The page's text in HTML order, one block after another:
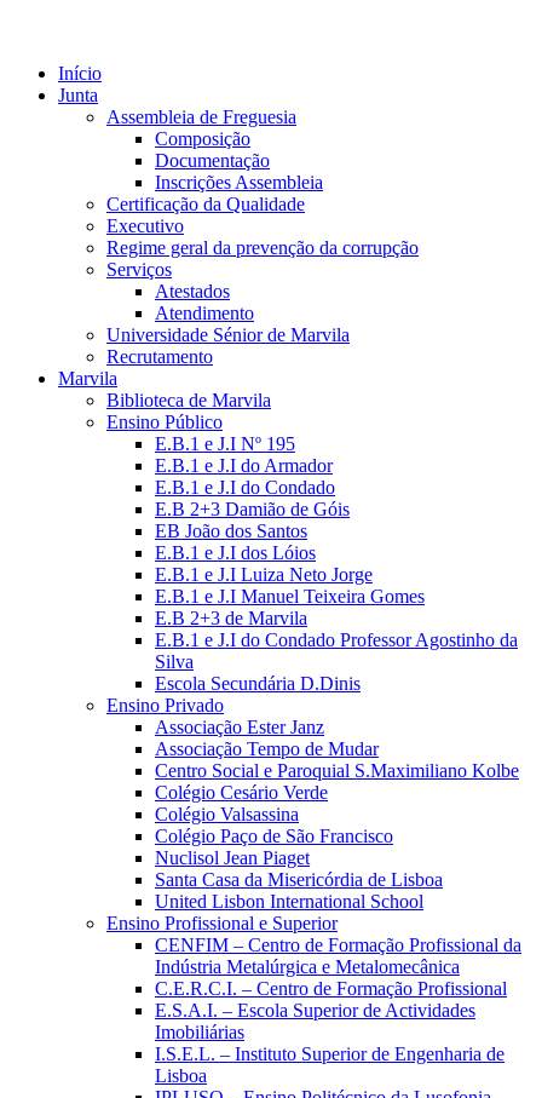
Início
Junta
Assembleia de Freguesia
Composição
Documentação
Inscrições Assembleia
Certificação da Qualidade
Executivo
Regime geral da prevenção da corrupção
Serviços
Atestados
Atendimento
Universidade Sénior de Marvila
Recrutamento
Marvila
Biblioteca de Marvila
Ensino Público
E.B.1 e J.I Nº 195
E.B.1 e J.I do Armador
E.B.1 e J.I do Condado
E.B 2+3 Damião de Góis
EB João dos Santos
E.B.1 e J.I dos Lóios
E.B.1 e J.I Luiza Neto Jorge
E.B.1 e J.I Manuel Teixeira Gomes
E.B 2+3 de Marvila
E.B.1 e J.I do Condado Professor Agostinho da
Silva
Escola Secundária D.Dinis
Ensino Privado
Associação Ester Janz
Associação Tempo de Mudar
Centro Social e Paroquial S.Maximiliano Kolbe
Colégio Cesário Verde
Colégio Valsassina
Colégio Paço de São Francisco
Nuclisol Jean Piaget
Santa Casa da Misericórdia de Lisboa
United Lisbon International School
Ensino Profissional e Superior
CENFIM – Centro de Formação Profissional da
Indústria Metalúrgica e Metalomecânica
C.E.R.C.I. – Centro de Formação Profissional
E.S.A.I. – Escola Superior de Actividades
Imobiliárias
I.S.E.L. – Instituto Superior de Engenharia de
Lisboa